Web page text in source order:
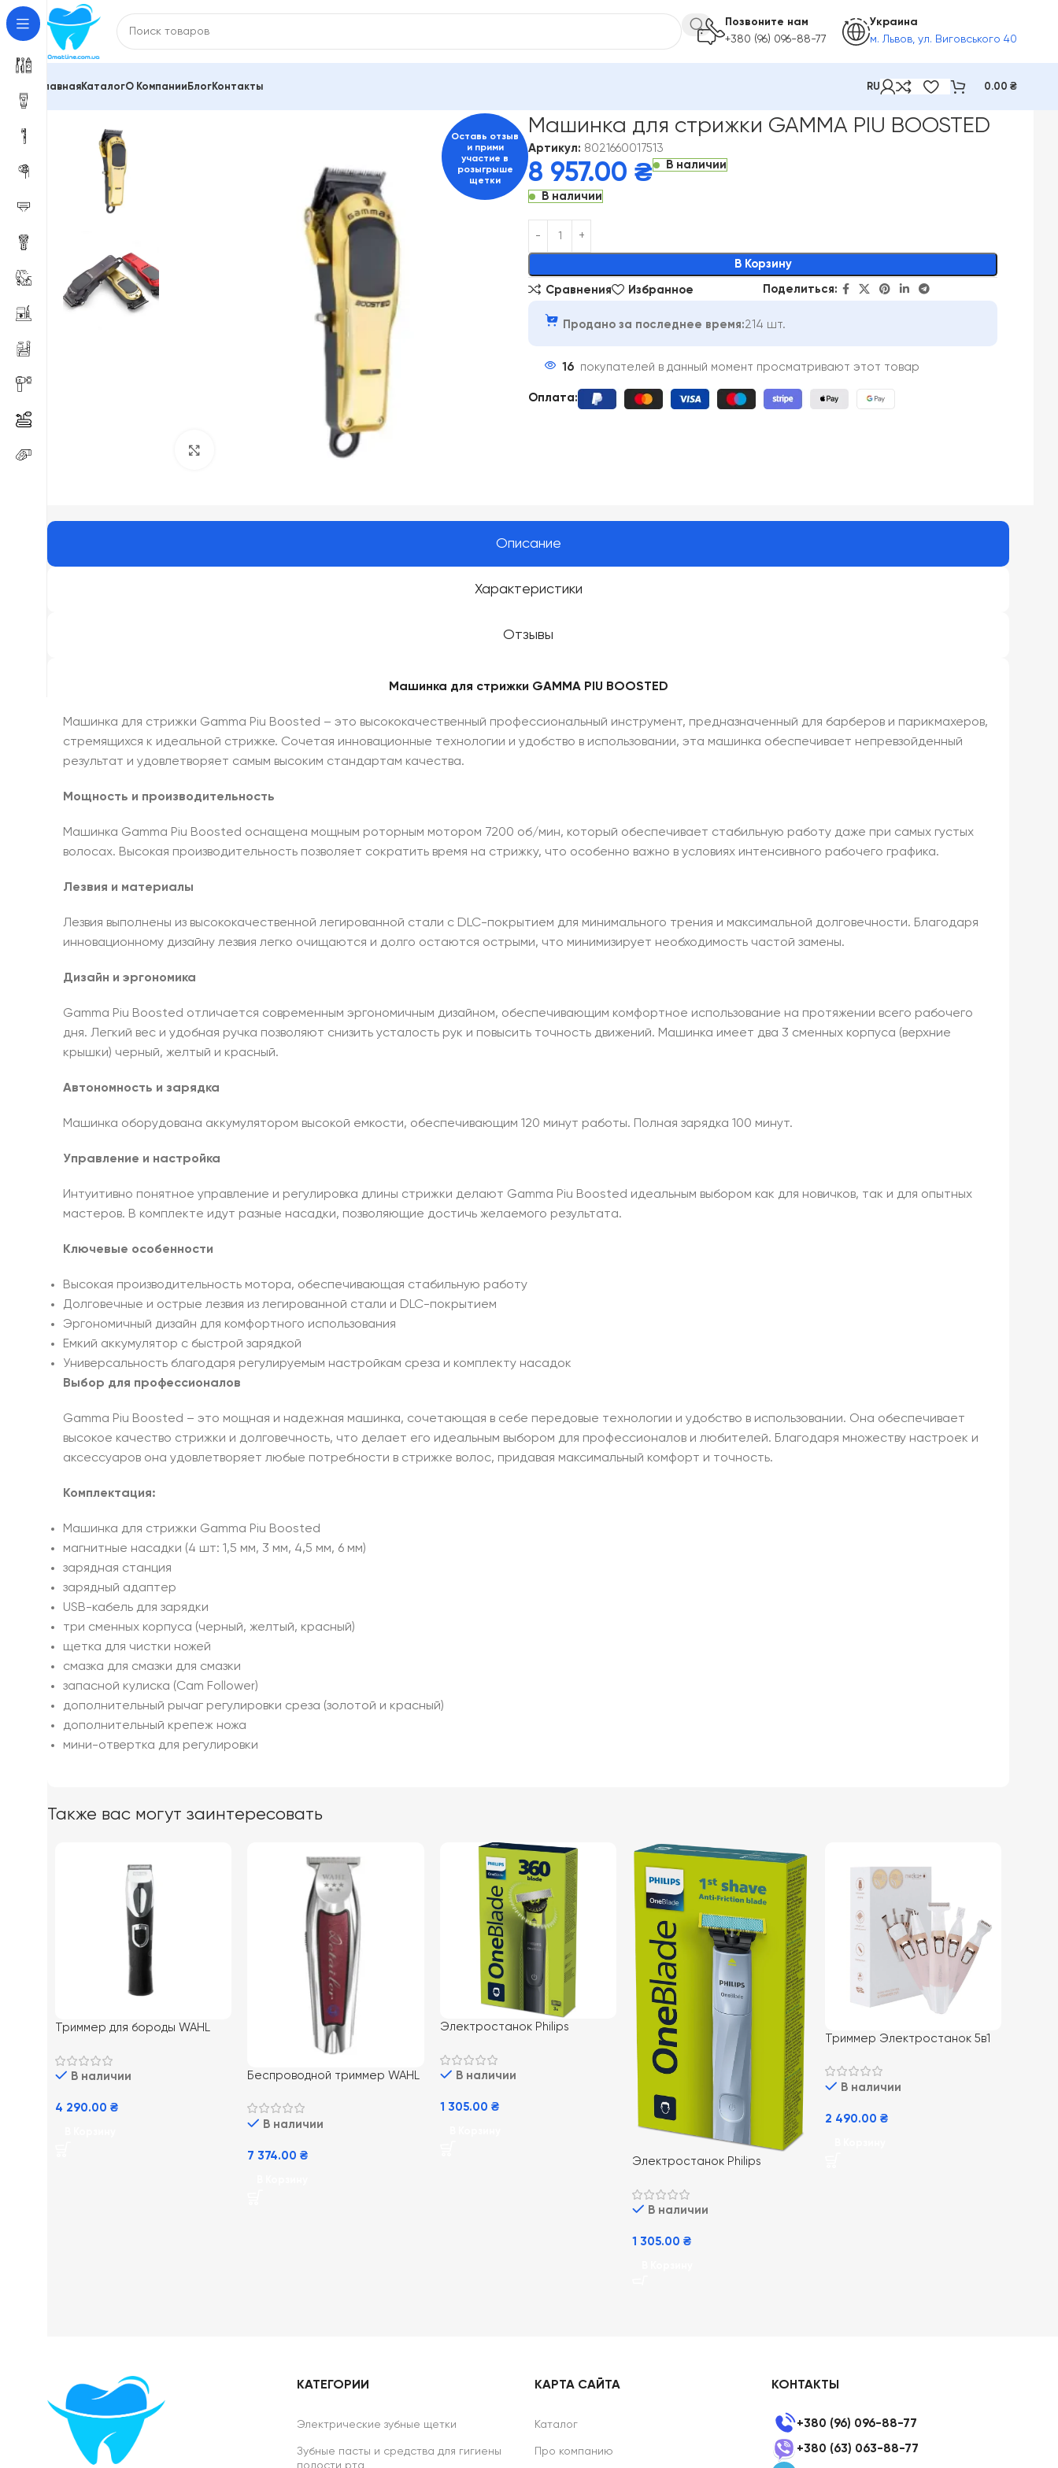
Позвоните нам
+380 (96) 096-88-77
Украина
м. Львов, ул. Виговського 40
ГлавнаяКаталогО Компании БлогКонтакты RU 0.00 ₴
Оставь отзыв
и прими
участие в
розыгрыше
щетки
Машинка для стрижки GAMMA PIU BOOSTED
Артикул: 8021660017513
8 957.00 ₴ В наличии
В наличии
В Корзину
Alternative:
Сравнения Избранное Поделиться:
Продано за последнее время:214 шт.
16 покупателей в данный момент просматривают этот товар
Оплата:
Описание
Характеристики
Отзывы
Машинка для стрижки GAMMA PIU BOOSTED
Машинка для стрижки Gamma Piu Boosted – это высококачественный профессиональный инструмент, предназначенный для барберов и парикмахеров,
стремящихся к идеальной стрижке. Сочетая инновационные технологии и удобство в использовании, эта машинка обеспечивает непревзойденный
результат и удовлетворяет самым высоким стандартам качества.
Мощность и производительность
Машинка Gamma Piu Boosted оснащена мощным роторным мотором 7200 об/мин, который обеспечивает стабильную работу даже при самых густых
волосах. Высокая производительность позволяет сократить время на стрижку, что особенно важно в условиях интенсивного рабочего графика.
Лезвия и материалы
Лезвия выполнены из высококачественной легированной стали с DLC-покрытием для минимального трения и максимальной долговечности. Благодаря
инновационному дизайну лезвия легко очищаются и долго остаются острыми, что минимизирует необходимость частой замены.
Дизайн и эргономика
Gamma Piu Boosted отличается современным эргономичным дизайном, обеспечивающим комфортное использование на протяжении всего рабочего
дня. Легкий вес и удобная ручка позволяют снизить усталость рук и повысить точность движений. Машинка имеет два 3 сменных корпуса (верхние
крышки) черный, желтый и красный.
Автономность и зарядка
Машинка оборудована аккумулятором высокой емкости, обеспечивающим 120 минут работы. Полная зарядка 100 минут.
Управление и настройка
Интуитивно понятное управление и регулировка длины стрижки делают Gamma Piu Boosted идеальным выбором как для новичков, так и для опытных
мастеров. В комплекте идут разные насадки, позволяющие достичь желаемого результата.
Ключевые особенности
Высокая производительность мотора, обеспечивающая стабильную работу
Долговечные и острые лезвия из легированной стали и DLC-покрытием
Эргономичный дизайн для комфортного использования
Емкий аккумулятор с быстрой зарядкой
Универсальность благодаря регулируемым настройкам среза и комплекту насадок
Выбор для профессионалов
Gamma Piu Boosted – это мощная и надежная машинка, сочетающая в себе передовые технологии и удобство в использовании. Она обеспечивает
высокое качество стрижки и долговечность, что делает его идеальным выбором для профессионалов и любителей. Благодаря множеству настроек и
аксессуаров она удовлетворяет любые потребности в стрижке волос, придавая максимальный комфорт и точность.
Комплектация:
Машинка для стрижки Gamma Piu Boosted
магнитные насадки (4 шт: 1,5 мм, 3 мм, 4,5 мм, 6 мм)
зарядная станция
зарядный адаптер
USB-кабель для зарядки
три сменных корпуса (черный, желтый, красный)
щетка для чистки ножей
смазка для смазки для смазки
запасной кулиска (Cam Follower)
дополнительный рычаг регулировки среза (золотой и красный)
дополнительный крепеж ножа
мини-отвертка для регулировки
Также вас могут заинтересовать
Триммер для бороды WAHL
В наличии
4 290.00 ₴
Беспроводной триммер WAHL
В наличии
7 374.00₴
Электростанок Philips
В наличии
1 305.00 ₴
Электростанок Philips
В наличии
1 305.00₴
Триммер Электростанок 5в1
В наличии
2 490.00 ₴
КАТЕГОРИИ
Электрические зубные щетки
Зубные пасты и средства для гигиены
полости рта
КАРТА САЙТА
Каталог
Про компанию
КОНТАКТЫ
+380 (96) 096-88-77
+380 (63) 063-88-77